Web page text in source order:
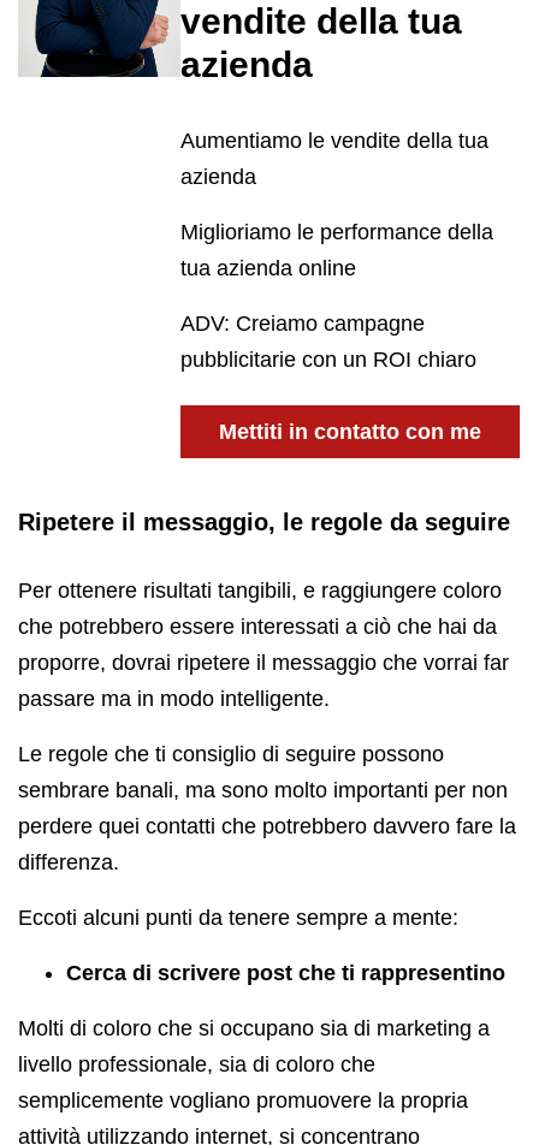
vendite della tua
azienda
Aumentiamo le vendite della tua
azienda
Miglioriamo le performance della
tua azienda online
ADV: Creiamo campagne
pubblicitarie con un ROI chiaro
Mettiti in contatto con me
Ripetere il messaggio, le regole da seguire
Per ottenere risultati tangibili, e raggiungere coloro
che potrebbero essere interessati a ciò che hai da
proporre, dovrai ripetere il messaggio che vorrai far
passare ma in modo intelligente.
Le regole che ti consiglio di seguire possono
sembrare banali, ma sono molto importanti per non
perdere quei contatti che potrebbero davvero fare la
differenza.
Eccoti alcuni punti da tenere sempre a mente:
Cerca di scrivere post che ti rappresentino
Molti di coloro che si occupano sia di marketing a
livello professionale, sia di coloro che
semplicemente vogliano promuovere la propria
attività utilizzando internet, si concentrano